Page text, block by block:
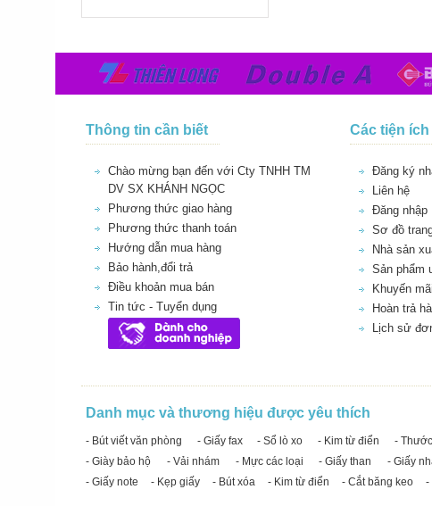
Thông tin cần biết
Chào mừng bạn đến với Cty TNHH TM
DV SX KHÁNH NGỌC
Phương thức giao hàng
Phương thức thanh toán
Hướng dẫn mua hàng
Bảo hành,đổi trả
Điều khoản mua bán
Tin tức - Tuyển dụng
Các tiện ích
Đăng ký
Liên hệ
Đăng nhập
Sơ đồ
Nhà sản
Sản phẩm
Khuyến mãi
Hoàn trả
Lịch sử
Danh mục và thương hiệu được yêu thích
- Bút viết văn phòng - Giấy fax - Sổ lò xo - Kim từ điển -
- Giày bảo hộ
- Vải nhám - Mực các loại - Giấy than - Giấy
- Giấy note
- Kẹp giấy - Bút xóa - Kim từ điển - Cắt băng keo -